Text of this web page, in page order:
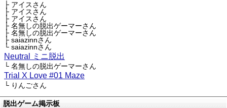
├ アイスさん
├ アイスさん
├ アイスさん
├ 名無しの脱出ゲーマーさん
├ 名無しの脱出ゲーマーさん
├ saiazinnさん
└ saiazinnさん
Neutral ミニ脱出
└ 名無しの脱出ゲーマーさん
Trial X Love #01 Maze
└ りんごさん
脱出ゲーム掲示板